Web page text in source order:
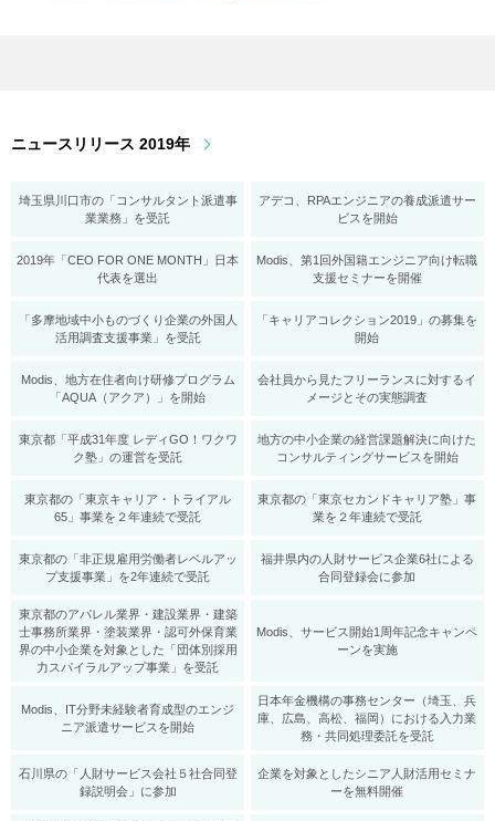
ニュースリリース 2019年
埼玉県川口市の「コンサルタント派遣事
業業務」を受託
アデコ、RPAエンジニアの養成派遣サー
ビスを開始
2019年「CEO FOR ONE MONTH」日本
代表を選出
Modis、第1回外国籍エンジニア向け転職
支援セミナーを開催
「多摩地域中小ものづくり企業の外国人
活用調査支援事業」を受託
「キャリアコレクション2019」の募集を
開始
Modis、地方在住者向け研修プログラム
「AQUA（アクア）」を開始
会社員から見たフリーランスに対するイ
メージとその実態調査
東京都「平成31年度 レディGO！ワクワ
ク塾」の運営を受託
地方の中小企業の経営課題解決に向けた
コンサルティングサービスを開始
東京都の「東京キャリア・トライアル
65」事業を２年連続で受託
東京都の「東京セカンドキャリア塾」事
業を２年連続で受託
東京都の「非正規雇用労働者レベルアッ
プ支援事業」を2年連続で受託
福井県内の人財サービス企業6社による
合同登録会に参加
東京都のアパレル業界・建設業界・建築
士事務所業界・塗装業界・認可外保育業
界の中小企業を対象とした「団体別採用
力スパイラルアップ事業」を受託
Modis、サービス開始1周年記念キャンペ
ーンを実施
Modis、IT分野未経験者育成型のエンジ
ニア派遣サービスを開始
日本年金機構の事務センター（埼玉、兵
庫、広島、高松、福岡）における入力業
務・共同処理委託を受託
石川県の「人財サービス会社５社合同登
録説明会」に参加
企業を対象としたシニア人財活用セミナ
ーを無料開催